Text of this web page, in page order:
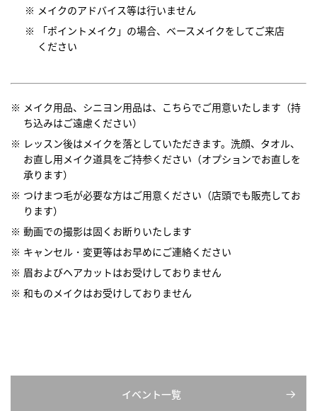
メイクのアドバイス等は行いません
「ポイントメイク」の場合、ベースメイクをしてご来店
ください
メイク用品、シニヨン用品は、こちらでご用意いたします（持
ち込みはご遠慮ください）
レッスン後はメイクを落としていただきます。洗顔、タオル、
お直し用メイク道具をご持参ください（オプションでお直しを
承ります）
つけまつ毛が必要な方はご用意ください（店頭でも販売してお
ります）
動画での撮影は固くお断りいたします
キャンセル・変更等はお早めにご連絡ください
眉およびヘアカットはお受けしておりません
和ものメイクはお受けしておりません
イベント一覧